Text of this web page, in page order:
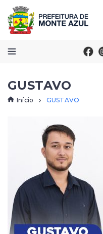
GUSTAVO
Início GUSTAVO